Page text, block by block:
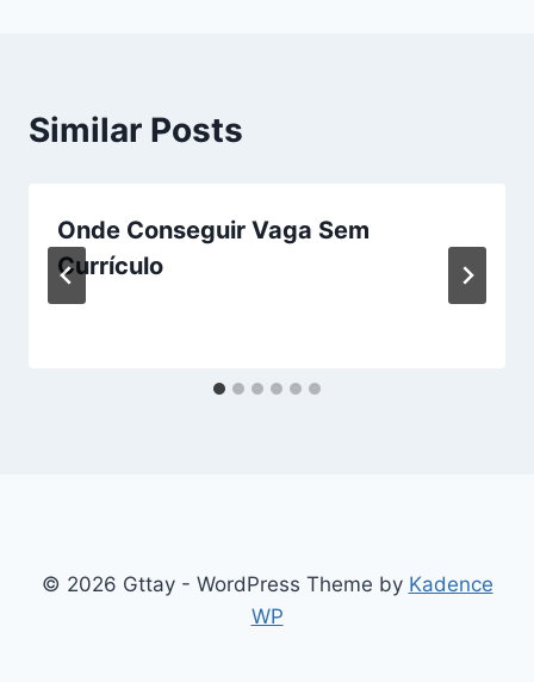
Similar Posts
Onde Conseguir Vaga Sem
Currículo
© 2026 Gttay - WordPress Theme by Kadence
WP